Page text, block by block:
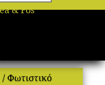
/ Φωτιστικό